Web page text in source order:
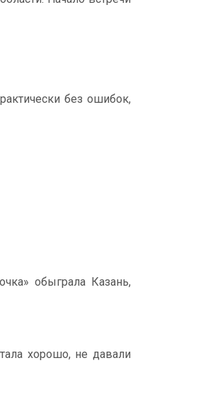
без ошибок,
обыграла Казань,
хорошо, не давали